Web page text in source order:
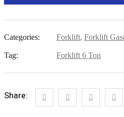
Categories: Forklift, Forklift
Tag: Forklift 6 Ton
Share: